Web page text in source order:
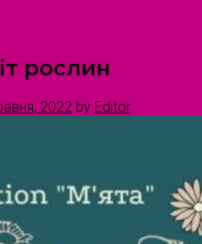
рослин
2022 by Editor